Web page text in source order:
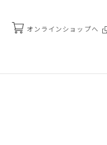
オンラインショップへ